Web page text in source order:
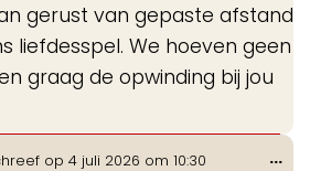
gerust van gepaste afstand
liefdesspel. We hoeven geen
graag de opwinding bij jou
op 4 juli 2026 om 10:30 ...